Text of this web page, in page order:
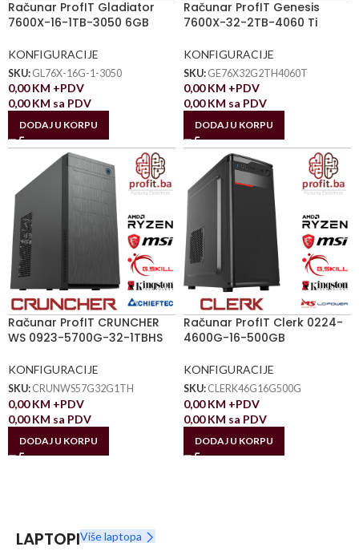
Računar ProfIT Gladiator
7600X-16-1TB-3050 6GB
KONFIGURACIJE
SKU: GL76X-16G-1-3050
0,00KM +PDV
0,00KM sa PDV
DODAJ U KORPU
Računar ProfIT Genesis
7600X-32-2TB-4060 Ti
KONFIGURACIJE
SKU: GE76X32G2TH4060T
0,00KM +PDV
0,00KM sa PDV
DODAJ U KORPU
Računar ProfIT CRUNCHER
WS 0923-5700G-32-1TBHS
KONFIGURACIJE
SKU: CRUNWS57G32G1TH
0,00KM +PDV
0,00KM sa PDV
DODAJ U KORPU
Računar ProfIT Clerk 0224-
4600G-16-500GB
KONFIGURACIJE
SKU: CLERK46G16G500G
0,00KM +PDV
0,00KM sa PDV
DODAJ U KORPU
LAPTOPIViše laptopa